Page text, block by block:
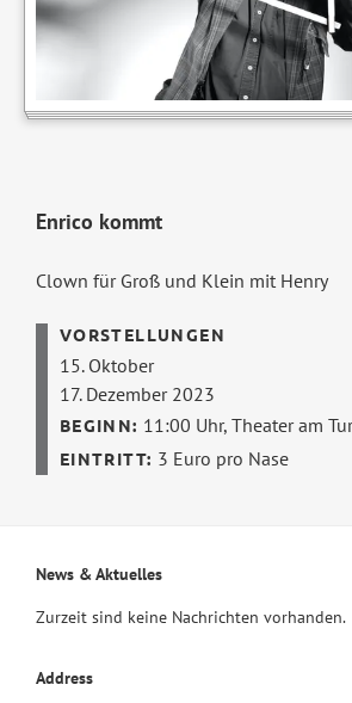
Enrico kommt
Clown für Groß und Klein mit Henry
15. Oktober
17. Dezember 2023
11:00 Uhr,Theater am
3 Euro pro Nase
News & Aktuelles
Zurzeit sind keine Nachrichten vorhanden.
Address